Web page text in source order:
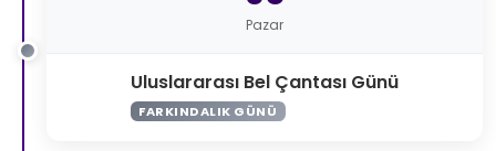
Pazar
Uluslararası Bel Çantası Günü
FARKINDALIK GÜNÜ